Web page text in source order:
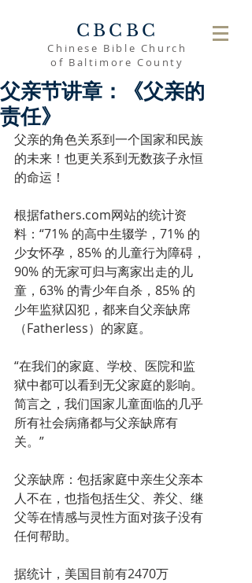
CBCBC
Chinese Bible Church
of Baltimore County
父亲节讲章：《父亲的
责任》
父亲的角色关系到一个国家和民族
的未来！也更关系到无数孩子永恒
的命运！
根据fathers.com网站的统计资
料：“71% 的高中生辍学，71% 的
少女怀孕，85% 的儿童行为障碍，
90% 的无家可归与离家出走的儿
童，63% 的青少年自杀，85% 的
少年监狱囚犯，都来自父亲缺席
（Fatherless）的家庭。
“在我们的家庭、学校、医院和监
狱中都可以看到无父家庭的影响。
简言之，我们国家儿童面临的几乎
所有社会病痛都与父亲缺席有
关。”
父亲缺席：包括家庭中亲生父亲本
人不在，也指包括生父、养父、继
父等在情感与灵性方面对孩子没有
任何帮助。
据统计，美国目前有2470万